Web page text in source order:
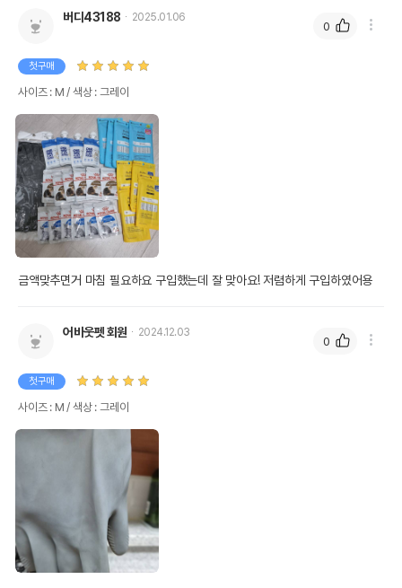
버디43188 2025.01.06
첫구매
사이즈 : M / 색상 : 그레이
금액맞추면거 마침 필요하요 구입했는데 잘 맞아요! 저렴하게 구입하였어용
0
어바웃펫 회원 2024.12.03
첫구매
사이즈 : M / 색상 : 그레이
0